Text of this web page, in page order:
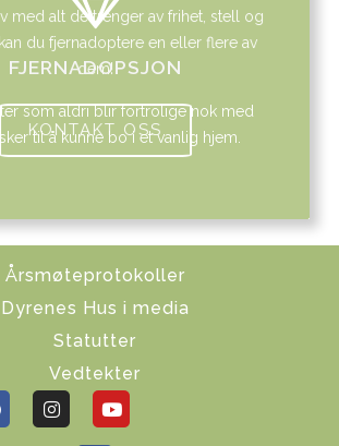
FJERNADOPSJON
som aldri blir fortrolige nok med
til å kunne bo i et vanlig hjem.
med alt de trenger av frihet, stell og
du fjernadoptere en eller flere av
dem!
KONTAKT OSS
Årsmøteprotokoller
Dyrenes Hus i media
Statutter
Vedtekter